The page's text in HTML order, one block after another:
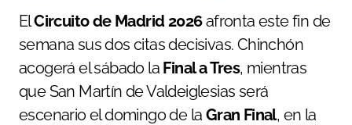
ElCircuito de Madrid 2026afronta este fin de
semana sus dos citas decisivas. Chinchón
acogerá el sábado la Final a Tres, mientras
que San Martín de Valdeiglesias será
escenario el domingo de la Gran Final, en la